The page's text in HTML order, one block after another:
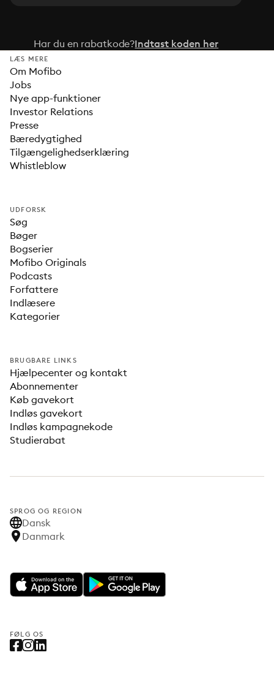
Har du en rabatkode?Indtast koden her
LÆS MERE
Om Mofibo
Jobs
Nye app-funktioner
Investor Relations
Presse
Bæredygtighed
Tilgængelighedserklæring
Whistleblow
UDFORSK
Søg
Bøger
Bogserier
Mofibo Originals
Podcasts
Forfattere
Indlæsere
Kategorier
BRUGBARE LINKS
Hjælpecenter og kontakt
Abonnementer
Køb gavekort
Indløs gavekort
Indløs kampagnekode
Studierabat
SPROG OG REGION
Dansk
Danmark
FØLG OS